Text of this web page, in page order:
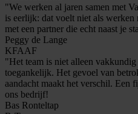
"We werken al jaren samen met
is eerlijk: dat voelt niet als werken
met een partner die echt naast je
Peggy de Lange
KFAAF
"Het team is niet alleen vakkundig
toegankelijk. Het gevoel van
aandacht maakt het verschil. Een
ons bedrijf!
Bas Ronteltap